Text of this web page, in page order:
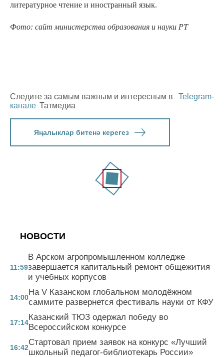
литературное чтение и иностранный язык.
Фото: сайт министерства образования и науки РТ
Следите за самым важным и интересным в
Telegram-
канале Татмедиа
Яңалыклар битенә керегез
НОВОСТИ
11:59
В Арском агропромышленном колледже
завершается капитальный ремонт общежития
и учебных корпусов
14:00
На V Казанском глобальном молодёжном
саммите развернется фестиваль науки от КФУ
17:14
Казанский ТЮЗ одержал победу во
Всероссийском конкурсе
16:42
Стартовал прием заявок на конкурс «Лучший
школьный педагог-библиотекарь России»